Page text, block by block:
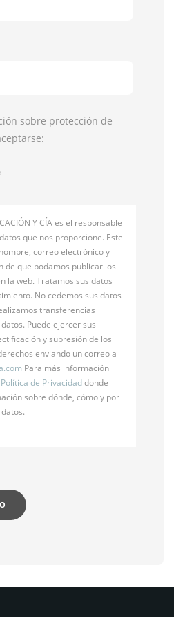
sobre protección de
Y CÍA es el responsable
que nos proporcione. Este
correo electrónico y
de que podamos publicar los
la web. Tratamos sus datos
No cedemos sus datos
transferencias
Puede ejercer sus
y supresión de los
enviando un correo a
Para más información
Política de Privacidaddonde
sobre dónde, cómo y por